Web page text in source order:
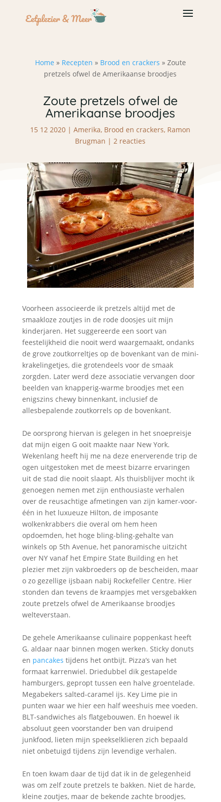
Home » Recepten » Brood en crackers » Zoute
pretzels ofwel de Amerikaanse broodjes
Zoute pretzels ofwel de
Amerikaanse broodjes
15 12 2020 |Amerika, Brood en crackers, Ramon
Brugman |2 reacties
Voorheen associeerde ik pretzels altijd met de
smaakloze zoutjes in de rode doosjes uit mijn
kinderjaren. Het suggereerde een soort van
feestelijkheid die nooit werd waargemaakt, ondanks
de grove zoutkorreltjes op de bovenkant van de mini-
krakelingetjes, die grotendeels voor de smaak
zorgden. Later werd deze associatie vervangen door
beelden van knapperig-warme broodjes met een
enigszins chewy binnenkant, inclusief de
allesbepalende zoutkorrels op de bovenkant.
De oorsprong hiervan is gelegen in het snoepreisje
dat mijn eigen G ooit maakte naar New York.
Wekenlang heeft hij me na deze enerverende trip de
ogen uitgestoken met de meest bizarre ervaringen
uit de stad die nooit slaapt. Als thuisblijver mocht ik
genoegen nemen met zijn enthousiaste verhalen
over de reusachtige afmetingen van zijn kamer-voor-
één in het luxueuze Hilton, de imposante
wolkenkrabbers die overal om hem heen
opdoemden, het hoge bling-bling-gehalte van
winkels op 5th Avenue, het panoramische uitzicht
over NY vanaf het Empire State Building en het
plezier met zijn vakbroeders op de bescheiden, maar
o zo gezellige ijsbaan nabij Rockefeller Centre. Hier
stonden dan tevens de kraampjes met versgebakken
zoute pretzels ofwel de Amerikaanse broodjes
welteverstaan.
De gehele Amerikaanse culinaire poppenkast heeft
G. aldaar naar binnen mogen werken. Sticky donuts
en pancakes tijdens het ontbijt. Pizza’s van het
formaat karrenwiel. Driedubbel dik gestapelde
hamburgers, gepropt tussen een halve groentelade.
Megabekers salted-caramel ijs. Key Lime pie in
punten waar we hier een half weeshuis mee voeden.
BLT-sandwiches als flatgebouwen. En hoewel ik
absoluut geen voorstander ben van druipend
junkfood, lieten mijn speekselklieren zich bepaald
niet onbetuigd tijdens zijn levendige verhalen.
En toen kwam daar de tijd dat ik in de gelegenheid
was om zelf zoute pretzels te bakken. Niet de harde,
kleine zoutjes, maar de bekende zachte broodjes,